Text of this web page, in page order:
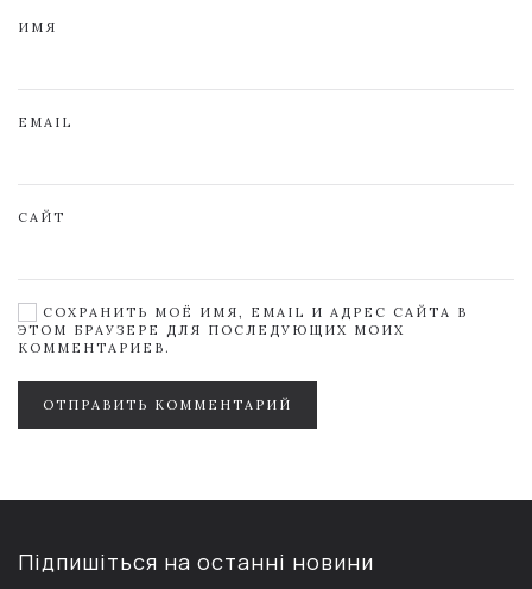
ИМЯ
EMAIL
САЙТ
СОХРАНИТЬ МОЁ ИМЯ, EMAIL И АДРЕС САЙТА В
ЭТОМ БРАУЗЕРЕ ДЛЯ ПОСЛЕДУЮЩИХ МОИХ
КОММЕНТАРИЕВ.
ОТПРАВИТЬ КОММЕНТАРИЙ
Підпишіться на останні новини